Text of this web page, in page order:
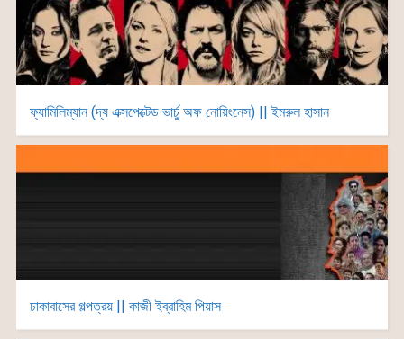
ফ্যামিলিম্যান (দ্য এক্সপেক্টেড ভার্চু অফ নোয়িংনেস) || ইমরুল হাসান
ঢাকাবাসের গল্পত্রয় || কাজী ইব্রাহিম পিয়াস